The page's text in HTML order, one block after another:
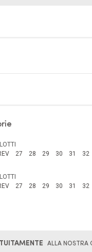
27 28 29 30 31 32
27 28 29 30 31 32
ALLA NOSTRA